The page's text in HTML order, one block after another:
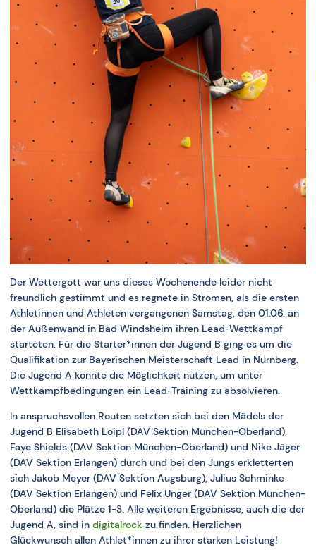
Der Wettergott war uns dieses Wochenende leider nicht
freundlich gestimmt und es regnete in Strömen, als die ersten
Athletinnen und Athleten vergangenen Samstag, den 01.06. an
der Außenwand in Bad Windsheim ihren Lead-Wettkampf
starteten. Für die Starter*innen der Jugend B ging es um die
Qualifikation zur Bayerischen Meisterschaft Lead in Nürnberg.
Die Jugend A konnte die Möglichkeit nutzen, um unter
Wettkampfbedingungen ein Lead-Training zu absolvieren.
In anspruchsvollen Routen setzten sich bei den Mädels der
Jugend B Elisabeth Loipl (DAV Sektion München-Oberland),
Faye Shields (DAV Sektion München-Oberland) und Nike Jäger
(DAV Sektion Erlangen) durch und bei den Jungs erkletterten
sich Jakob Meyer (DAV Sektion Augsburg), Julius Schminke
(DAV Sektion Erlangen) und Felix Unger (DAV Sektion München-
Oberland) die Plätze 1-3. Alle weiteren Ergebnisse, auch die der
Jugend A, sind in digitalrock zu finden. Herzlichen
Glückwunsch allen Athlet*innen zu ihrer starken Leistung!